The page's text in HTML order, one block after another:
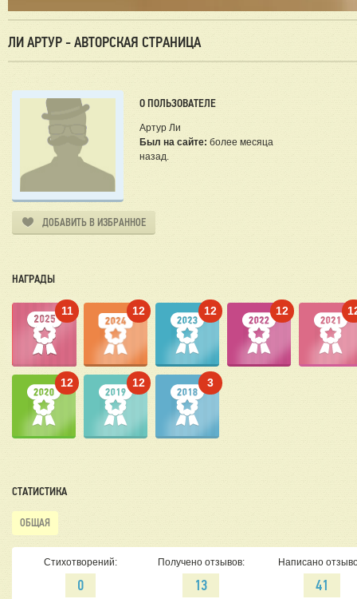
ЛИ АРТУР - АВТОРСКАЯ СТРАНИЦА
О ПОЛЬЗОВАТЕЛЕ
Артур Ли
Был на сайте: более месяца
назад.
ДОБАВИТЬ В ИЗБРАННОЕ
НАГРАДЫ
11 12 12 12
12 12 3
СТАТИСТИКА
ОБЩАЯ
Стихотворений:
0
Получено отзывов:
13
Написано
41